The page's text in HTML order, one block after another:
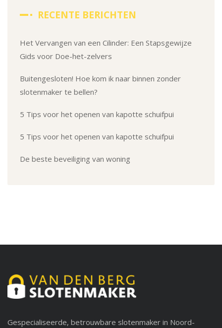
RECENTE BERICHTEN
Het Vervangen van een Cilinder: Een Stapsgewijze
Gids voor Doe-het-zelvers
Buitengesloten! Hoe kom ik naar binnen zonder
slotenmaker te bellen?
5 Tips voor het openen van kapotte schuifpui
5 Tips voor het openen van kapotte schuifpui
De beste beveiliging van woning
Gespecialiseerde, betrouwbare slotenmaker in Noord-